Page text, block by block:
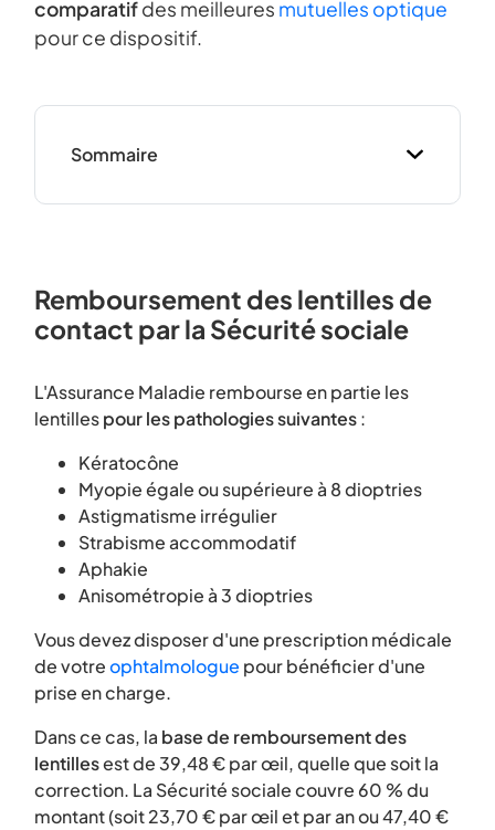
comparatifdes meilleures mutuelles optique
pour ce dispositif.
Sommaire
Remboursement des lentilles de
contact par la Sécurité sociale
L'Assurance Maladie rembourse en partie les
lentillespour les pathologies suivantes:
Kératocône
Myopie égale ou supérieure à 8 dioptries
Astigmatisme irrégulier
Strabisme accommodatif
Aphakie
Anisométropie à 3 dioptries
Vous devez disposer d'une prescription médicale
de votreophtalmologue pour bénéficier d'une
prise en charge.
Dans ce cas, la base de remboursementdes
lentillesest de 39,48 € par œil, quelle que soit la
correction. La Sécurité sociale couvre 60 % du
montant (soit 23,70 € par œil et par an ou 47,40 €